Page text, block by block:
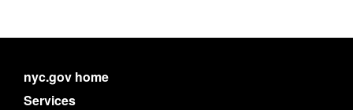
nyc.gov home
Services